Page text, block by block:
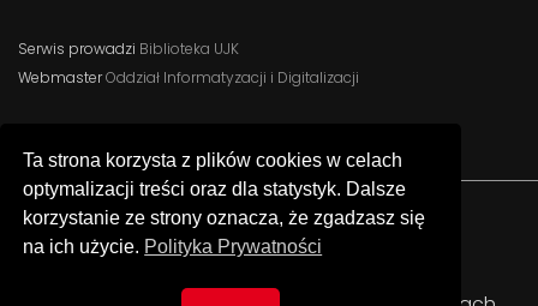
Serwis prowadzi Biblioteka UJK
WebmasterOddział Informatyzacji i Digitalizacji
Facebook
Instagram
YouTube
Ta strona korzysta z plików cookies w celach
optymalizacji treści oraz dla statystyk. Dalsze
korzystanie ze strony oznacza, że zgadzasz się
na ich użycie. Polityka Prywatności